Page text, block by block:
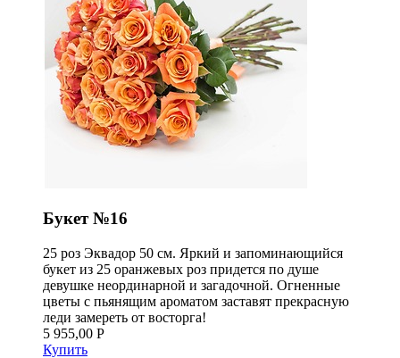
Букет №16
25 роз Эквадор 50 см. Яркий и запоминающийся
букет из 25 оранжевых роз придется по душе
девушке неординарной и загадочной. Огненные
цветы с пьянящим ароматом заставят прекрасную
леди замереть от восторга!
5 955,00 Р
Купить